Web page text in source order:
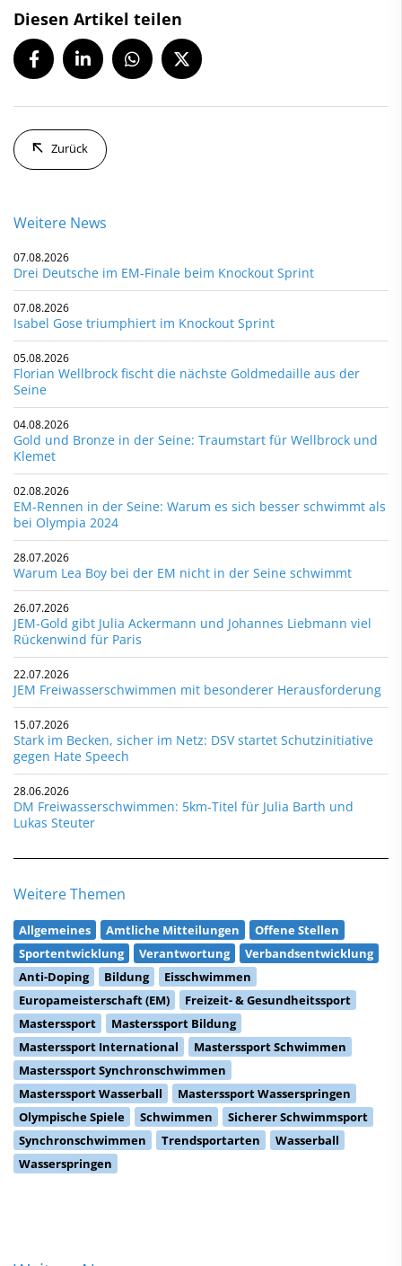
Diesen Artikel teilen
Zurück
Weitere News
07.08.2026
Drei Deutsche im EM-Finale beim Knockout Sprint
07.08.2026
Isabel Gose triumphiert im Knockout Sprint
05.08.2026
Florian Wellbrock fischt die nächste Goldmedaille aus der
Seine
04.08.2026
Gold und Bronze in der Seine: Traumstart für Wellbrock und
Klemet
02.08.2026
EM-Rennen in der Seine: Warum es sich besser schwimmt als
bei Olympia 2024
28.07.2026
Warum Lea Boy bei der EM nicht in der Seine schwimmt
26.07.2026
JEM-Gold gibt Julia Ackermann und Johannes Liebmann viel
Rückenwind für Paris
22.07.2026
JEM Freiwasserschwimmen mit besonderer Herausforderung
15.07.2026
Stark im Becken, sicher im Netz: DSV startet Schutzinitiative
gegen Hate Speech
28.06.2026
DM Freiwasserschwimmen: 5km-Titel für Julia Barth und
Lukas Steuter
Weitere Themen
Allgemeines Amtliche Mitteilungen
Offene Stellen
Sportentwicklung
Verantwortung
Verbandsentwicklung
Anti-Doping
Bildung
Eisschwimmen
Europameisterschaft (EM)
Freizeit- & Gesundheitssport
Masterssport
Masterssport Bildung
Masterssport International
Masterssport Schwimmen
Masterssport Synchronschwimmen
Masterssport Wasserball
Masterssport Wasserspringen
Olympische Spiele
Schwimmen
Sicherer Schwimmsport
Synchronschwimmen
Trendsportarten
Wasserball
Wasserspringen